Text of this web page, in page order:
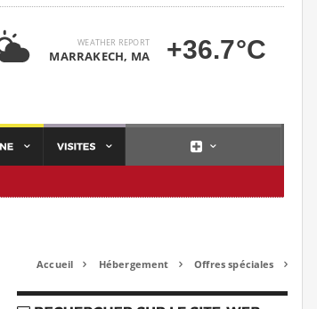
WEATHER REPORT
MARRAKECH, MA +36.7°C
Accueil  Hébergement  Offres spéciales 